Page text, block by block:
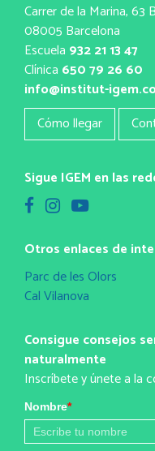
Carrer de la Marina, 63
08005 Barcelona
Escuela 932 21 13 47
Clínica 650 79 26 60
info@institut-
Cómo llegar
Sigue IGEM en las
Otros enlaces de
Parc de les Olors
Cal Vilanova
Consigue consejos
naturalmente
Inscríbete y únete a la
Nombre*